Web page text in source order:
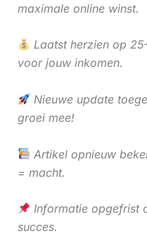
maximale online winst.
Laatst herzien op
voor jouw inkomen.
Nieuwe update
groei mee!
Artikel opnieuw
= macht.
Informatie opgefrist
succes.